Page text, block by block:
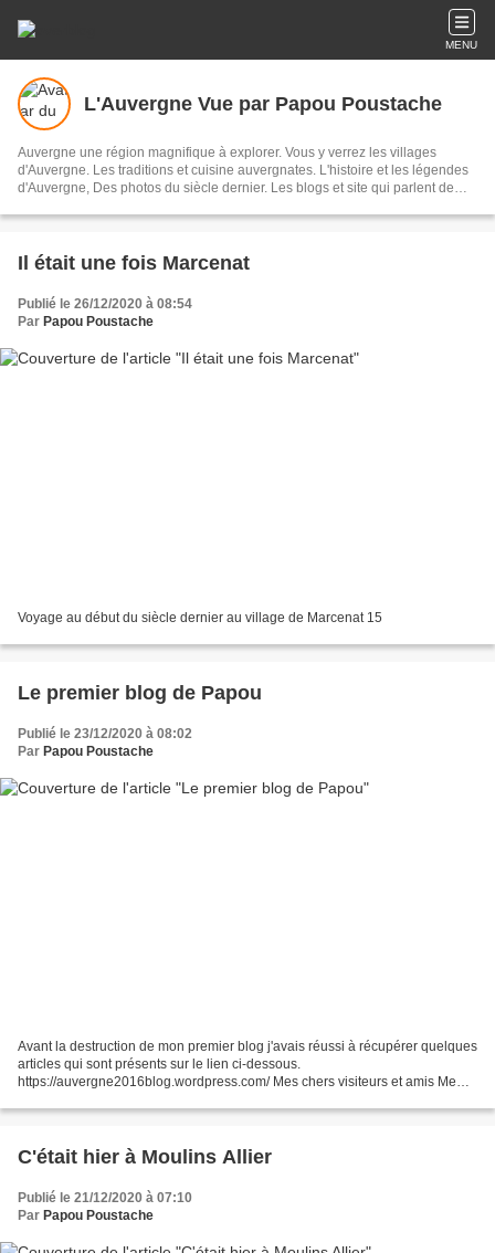
MENU
L'Auvergne Vue par Papou Poustache
Auvergne une région magnifique à explorer. Vous y verrez les villages
d'Auvergne. Les traditions et cuisine auvergnates. L'histoire et les légendes
d'Auvergne, Des photos du siècle dernier. Les blogs et site qui parlent de
histoires drôles. Des photos de votre jeunesse . Et enfin une impression de
Bonne visite Vous pourrez également me soumettre des articles concernant
photos de familles anciennes en précisant bien le lieu ou la situation Voici
mon adresse émail. retrauzon43@gmail.com
Il était une fois Marcenat
Publié le 26/12/2020 à 08:54
Par Papou Poustache
Voyage au début du siècle dernier au village de Marcenat 15
Le premier blog de Papou
Publié le 23/12/2020 à 08:02
Par Papou Poustache
Avant la destruction de mon premier blog j'avais réussi à récupérer quelques
articles qui sont présents sur le lien ci-dessous.
https://auvergne2016blog.wordpress.com/ Mes chers visiteurs et amis Me
C'était hier à Moulins Allier
Publié le 21/12/2020 à 07:10
Par Papou Poustache